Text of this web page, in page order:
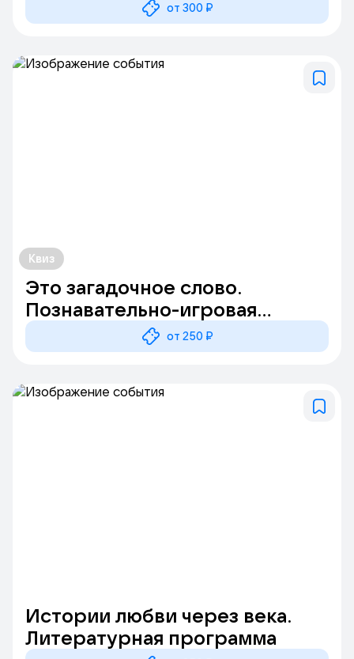
от 300 ₽
Квиз
Это загадочное слово.
Познавательно-игровая
программа
от 250 ₽
Истории любви через века.
Литературная программа